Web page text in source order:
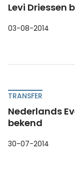
Levi Driessen
03-08-2014
TRANSFER
Nederlands
bekend
30-07-2014